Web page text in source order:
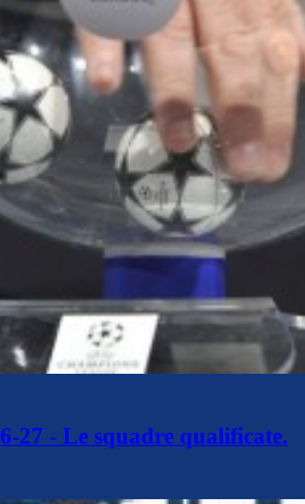
27 - Le squadre qualificate.